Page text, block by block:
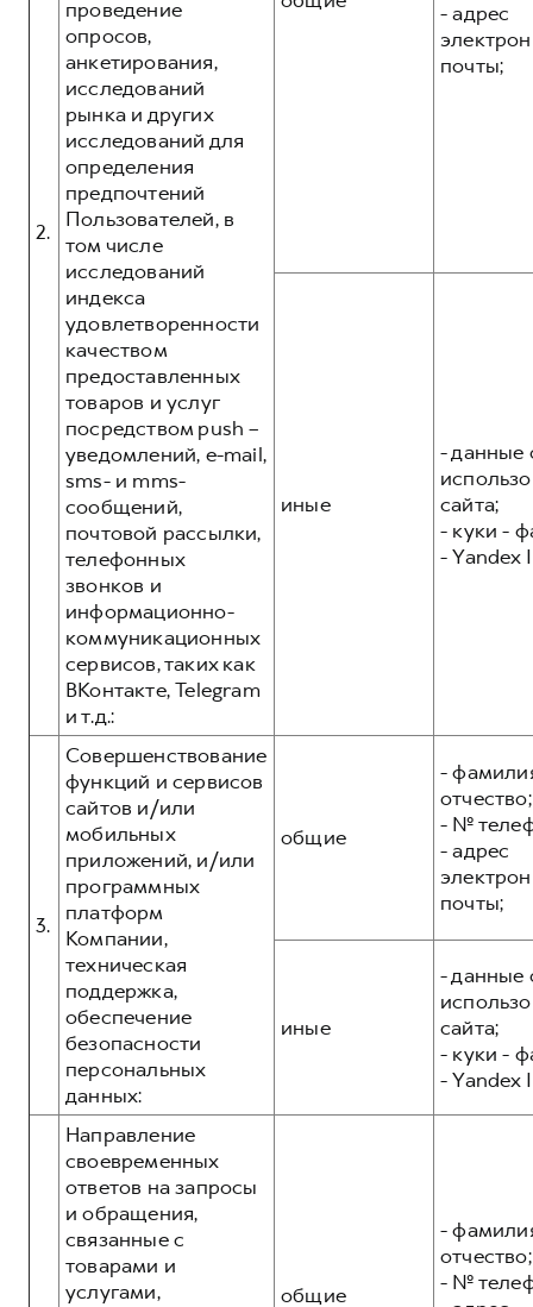
2.
проведение
опросов,
анкетирования,
исследований
рынка и других
исследований для
определения
предпочтений
Пользователей, в
том числе
исследований
индекса
удовлетворенности
качеством
предоставленных
товаров и услуг
посредством push –
уведомлений, e-mail,
sms- и mms-
сообщений,
почтовой рассылки,
телефонных
звонков и
информационно-
коммуникационных
сервисов, таких как
ВКонтакте, Telegram
и т.д.:
- адрес
почты;
иные
- данные
сайта;
- куки -
- Yandex
3.
Совершенствование
функций и сервисов
сайтов и/или
мобильных
приложений, и/или
программных
платформ
Компании,
техническая
поддержка,
обеспечение
безопасности
персональных
данных:
общие
-
отчество;
- №
- адрес
почты;
иные
- данные
сайта;
- куки -
- Yandex
Направление
своевременных
ответов на запросы
и обращения,
связанные с
товарами и
услугами,
общие
-
отчество;
- №